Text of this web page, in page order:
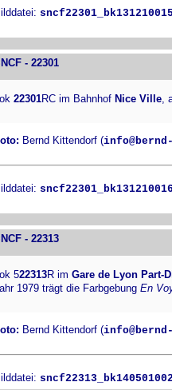
- 22301
22301RC im Bahnhof Nice Ville,
Bernd Kittendorf (
- 22313
522313R im Gare de Lyon Part-
1979 trägt die Farbgebung En
Bernd Kittendorf (